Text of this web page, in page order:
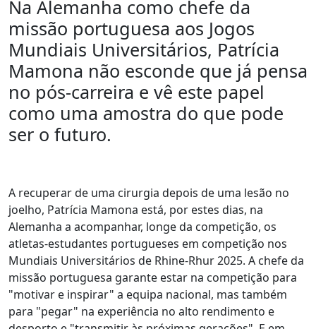
Na Alemanha como chefe da
missão portuguesa aos Jogos
Mundiais Universitários, Patrícia
Mamona não esconde que já pensa
no pós-carreira e vê este papel
como uma amostra do que pode
ser o futuro.
A recuperar de uma cirurgia depois de uma lesão no
joelho, Patrícia Mamona está, por estes dias, na
Alemanha a acompanhar, longe da competição, os
atletas-estudantes portugueses em competição nos
Mundiais Universitários de Rhine-Rhur 2025. A chefe da
missão portuguesa garante estar na competição para
"motivar e inspirar" a equipa nacional, mas também
para "pegar" na experiência no alto rendimento e